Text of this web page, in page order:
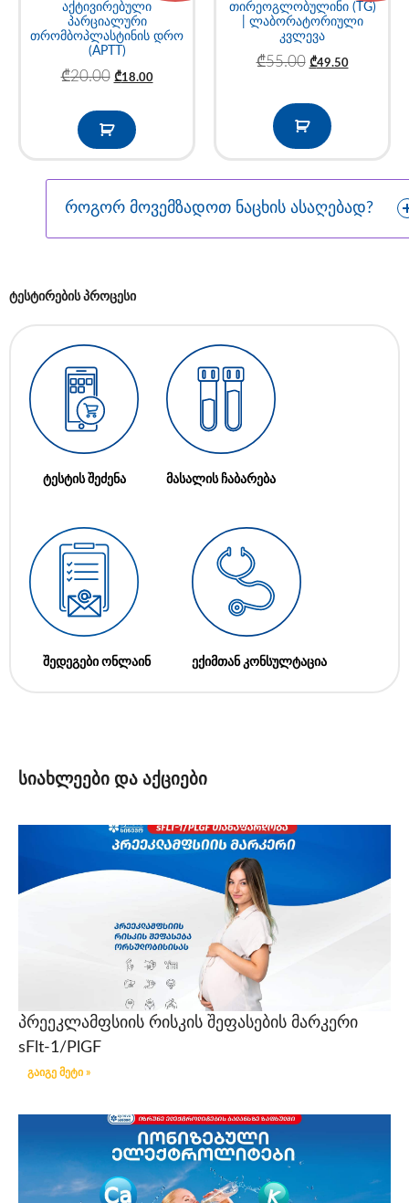
აქტივირებული
პარციალური
თრომბოპლასტინის დრო
(APTT)
₾20.00 ₾18.00
თირეოგლობულინი (TG)
| ლაბორატორიული
კვლევა
₾55.00 ₾49.50
როგორ მოვემზადოთ ნაცხის ასაღებად?
ტესტირების პროცესი
ტესტის შეძენა მასალის ჩაბარება
შედეგები ონლაინ ექიმთან კონსულტაცია
სიახლეები და აქციები
პრეეკლამფსიის რისკის შეფასების მარკერი
sFlt-1/PlGF
გაიგე მეტი »